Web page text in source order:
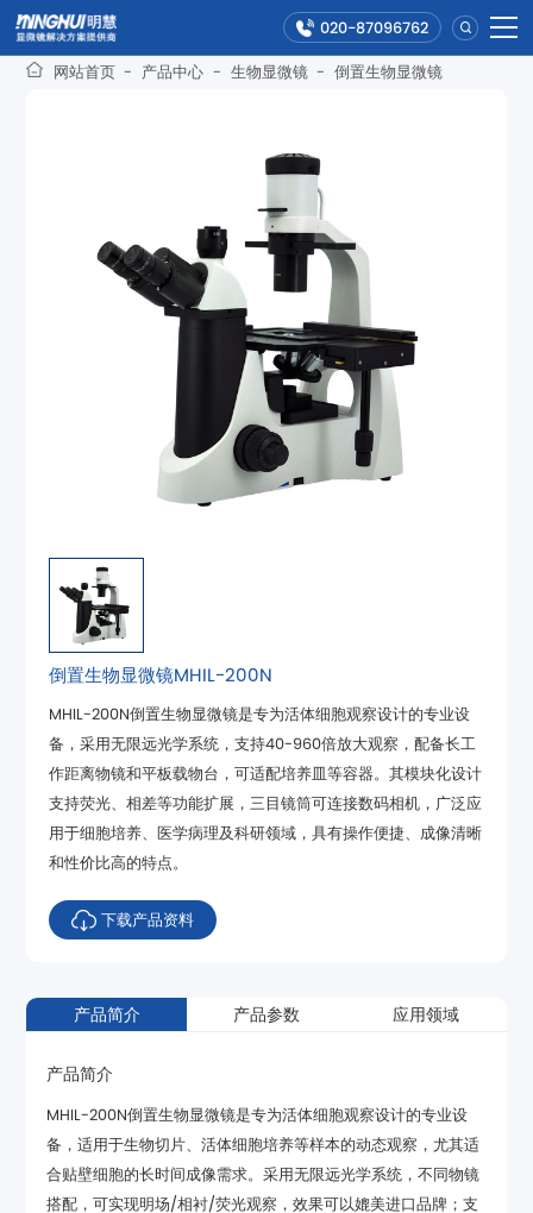
020-87096762
网站首页 - 产品中心 - 生物显微镜 - 倒置生物显微镜
倒置生物显微镜MHIL-200N
和性价比高的特点。
下载产品资料
产品简介 产品参数 应用领域
产品简介